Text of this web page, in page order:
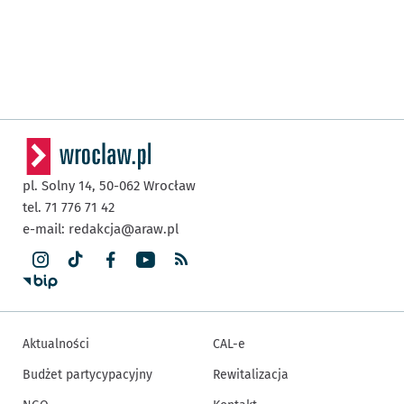
pl. Solny 14, 50-062 Wrocław
tel. 71 776 71 42
e-mail: redakcja@araw.pl
Aktualności
Budżet partycypacyjny
CAL-e
Rewitalizacja